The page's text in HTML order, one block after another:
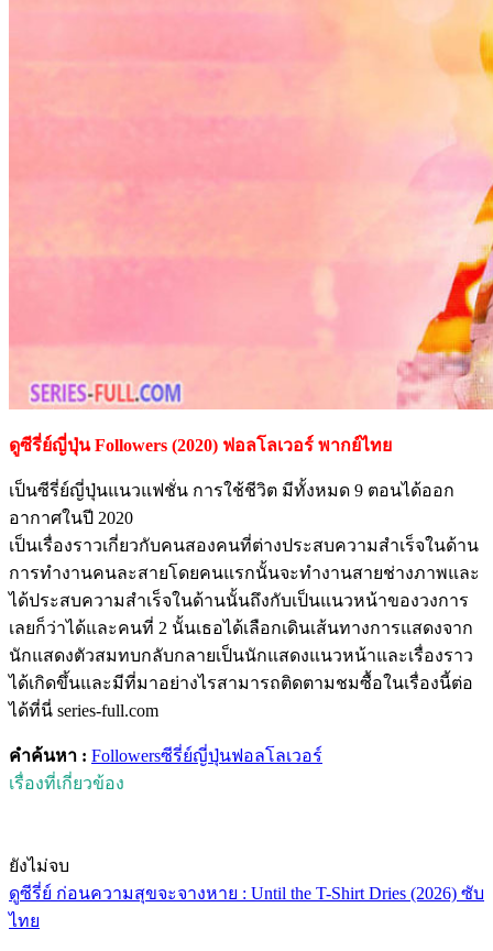
ดูซีรี่ย์ญี่ปุ่น Followers (2020) ฟอลโลเวอร์ พากย์ไทย
เป็นซีรี่ย์ญี่ปุ่นแนวแฟชั่น การใช้ชีวิต มีทั้งหมด 9 ตอนได้ออก
อากาศในปี 2020
เป็นเรื่องราวเกี่ยวกับคนสองคนที่ต่างประสบความสำเร็จในด้าน
การทำงานคนละสายโดยคนแรกนั้นจะทำงานสายช่างภาพและ
ได้ประสบความสำเร็จในด้านนั้นถึงกับเป็นแนวหน้าของวงการ
เลยก็ว่าได้และคนที่ 2 นั้นเธอได้เลือกเดินเส้นทางการแสดงจาก
นักแสดงตัวสมทบกลับกลายเป็นนักแสดงแนวหน้าและเรื่องราว
ได้เกิดขึ้นและมีที่มาอย่างไรสามารถติดตามชมซื้อในเรื่องนี้ต่อ
ได้ที่นี่ series-full.com
คำค้นหา : Followersซีรี่ย์ญี่ปุ่นฟอลโลเวอร์
เรื่องที่เกี่ยวข้อง
ยังไม่จบ
ดูซีรี่ย์ ก่อนความสุขจะจางหาย : Until the T-Shirt Dries (2026) ซับ
ไทย